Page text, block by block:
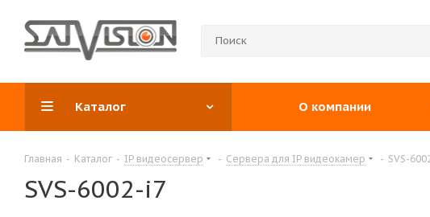
Каталог О компании
Главная - Каталог - IP видеосервер - Сервера для IP видеокамер - SVS-
SVS-6002-i7